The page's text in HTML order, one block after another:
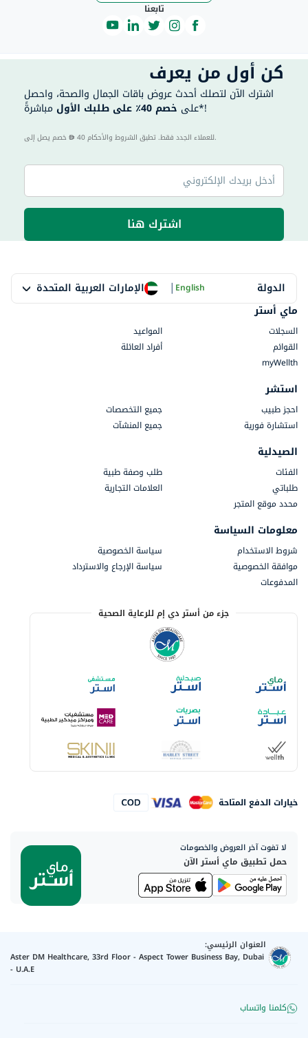
تابعنا
كن أول من يعرف
اشترك الآن لتصلك أحدث عروض باقات الجمال والصحة، واحصل
على خصم 40٪ على طلبك الأول مباشرةً*!
40 للعملاء الجدد فقط. تطبق الشروط والأحكام.
اشترك هنا
الدولة الإمارات العربية المتحدة |English
ماي أستر
السجلات
المواعيد
القوائم
أفراد العائلة
myWellth
استشر
احجز طبيب
جميع التخصصات
استشارة فورية
جميع المنشآت
الصيدلية
الفئات
طلب وصفة طبية
طلباتي
العلامات التجارية
محدد موقع المتجر
معلومات السياسة
شروط الاستخدام
سياسة الخصوصية
موافقة الخصوصية
سياسة الإرجاع والاسترداد
المدفوعات
جزء من أستر دي إم للرعاية الصحية
خيارات الدفع المتاحة
لا تفوت آخر العروض والخصومات
حمل تطبيق ماي أستر الآن
العنوان الرئيسي:
Aster DM Healthcare, 33rd Floor - Aspect Tower Business Bay, Dubai
- U.A.E
كلمنا واتساب